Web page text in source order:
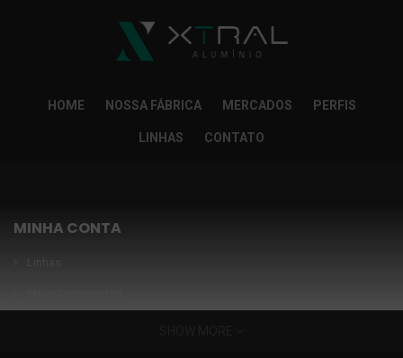
HOME NOSSA FÁBRICA MERCADOS PERFIS
LINHAS CONTATO
MINHA CONTA